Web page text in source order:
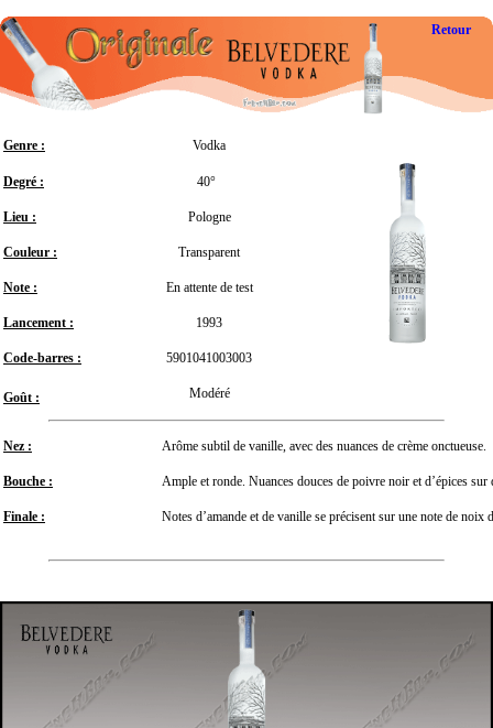
Retour
Genre : Vodka
Degré : 40°
Lieu : Pologne
Couleur : Transparent
Note : En attente de test
Lancement : 1993
Code-barres : 5901041003003
Goût : Modéré
Nez : Arôme subtil de vanille, avec des nuances de crème onctueuse.
Bouche : Ample et ronde. Nuances douces de poivre noir et d’épices sur
Finale : Notes d’amande et de vanille se précisent sur une note de noix